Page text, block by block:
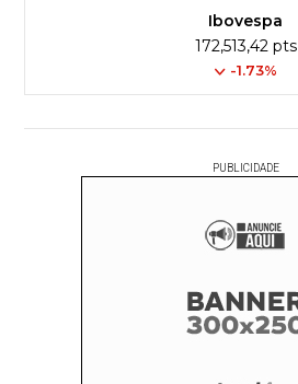
Ibovespa
172,513,42 pts
-1.73%
PUBLICIDADE